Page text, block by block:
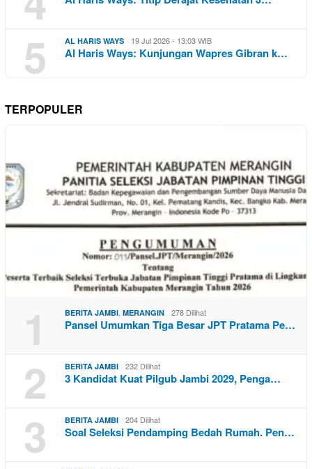
5 AL HARIS WAYS 19 Jul 2026 - 13:03 WIB
Al Haris Ways: Kunjungan Wapres Gibran k…
TERPOPULER
1 BERITA JAMBI, MERANGIN 278 Dilihat
Pansel Umumkan Tiga Besar JPT Pratama Pe…
2 BERITA JAMBI 232 Dilihat
3 Kandidat Kuat Pilgub Jambi 2029, Penga…
3 BERITA JAMBI 204 Dilihat
Soal Seleksi Pendamping Bedah Rumah. Pen…